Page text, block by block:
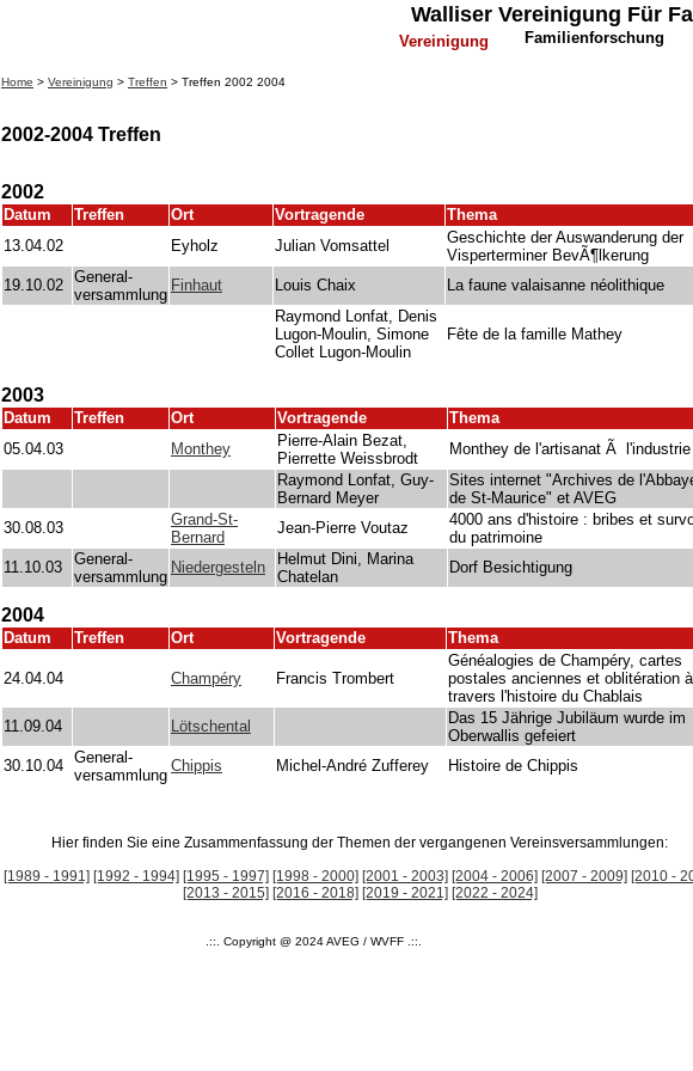
Walliser Vereinigung Für
Vereinigung Familienforschung
Home > Vereinigung > Treffen > Treffen 2002 2004
2002-2004 Treffen
2002
Datum Treffen Ort Vortragende
Thema
13.04.02
Eyholz Julian Vomsattel
Geschichte der Auswanderung der
Visperterminer BevÃ¶lkerung
19.10.02 General-
versammlung
Finhaut Louis Chaix
La faune valaisanne néolithique
Raymond Lonfat, Denis
Lugon-Moulin, Simone
Collet Lugon-Moulin
Fête de la famille Mathey
2003
Datum Treffen Ort Vortragende
Thema
05.04.03
Monthey
Pierre-Alain Bezat,
Pierrette Weissbrodt
Monthey de l'artisanat Ã l'industrie
Raymond Lonfat, Guy-
Bernard Meyer
Sites internet "Archives de
de St-Maurice" et AVEG
30.08.03
Grand-St-
Bernard
Jean-Pierre Voutaz
4000 ans d'histoire : bribes et
du patrimoine
11.10.03
General-
versammlung
Niedergesteln
Helmut Dini, Marina
Chatelan
Dorf Besichtigung
2004
Datum Treffen Ort Vortragende Thema
24.04.04 Champéry Francis Trombert
Généalogies de Champéry, cartes
postales anciennes et oblitération à
travers l'histoire du Chablais
11.09.04
Lötschental
Das 15 Jährige Jubiläum wurde im
Oberwallis gefeiert
30.10.04 General-
versammlung
Chippis Michel-André Zufferey Histoire de Chippis
Hier finden Sie eine Zusammenfassung der Themen der vergangenen Vereinsversammlungen:
[1989 - 1991] [1992 - 1994] [1995 - 1997] [1998 - 2000] [2001 - 2003] [2004 - 2006] [2007 - 2009] [2010 -
[2013 - 2015] [2016 - 2018] [2019 - 2021] [2022 - 2024]
.::. Copyright @ 2024 AVEG / WVFF .::.